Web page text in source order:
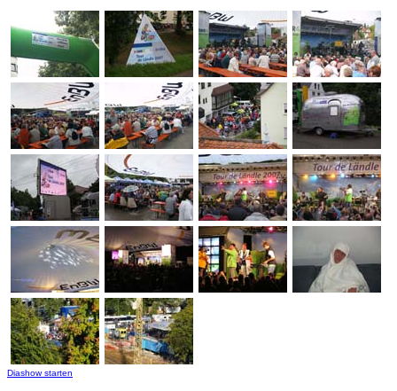
Diashow starten